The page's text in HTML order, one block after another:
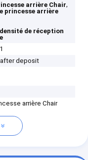
arrière Chair,
princesse arrière
de réception
after deposit
arrière Chair